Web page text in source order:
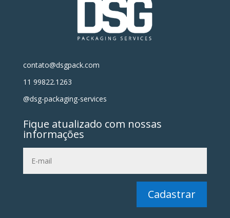
contato@dsgpack.com
11 99822.1263
@dsg-packaging-services
Fique atualizado com nossas
informações
Cadastrar